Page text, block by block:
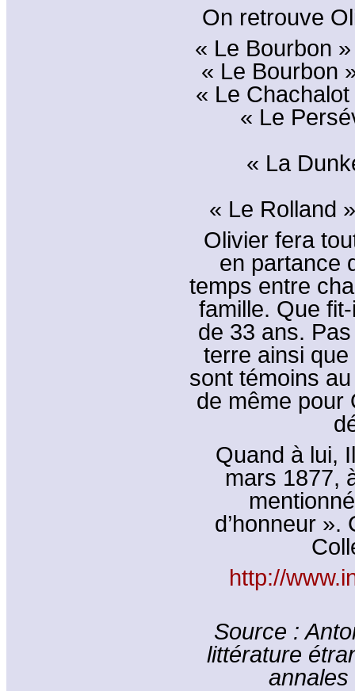
On retrouve
« Le Bourbon
« Le Bourbon
« Le
« Le
« La
« Le Rolland
Olivier fera
en partance
temps entre
famille. Que
de 33 ans. Pas
terre ainsi
sont témoins
de même pour
Quand à lui,
mars 1877,
d’honneur ».
http://
Source :
littérature